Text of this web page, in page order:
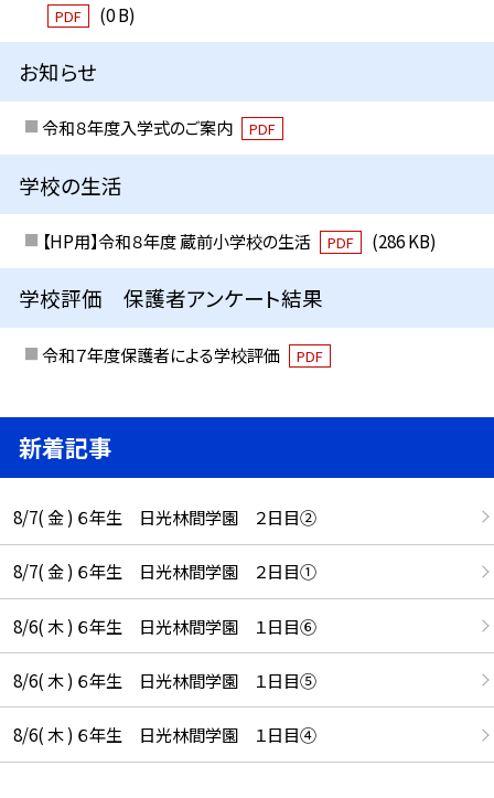
PDF (0 B)
お知らせ
令和８年度入学式のご案内 PDF
学校の生活
【HP用】令和８年度 蔵前小学校の生活 PDF (286 KB)
学校評価 保護者アンケート結果
令和７年度保護者による学校評価 PDF
新着記事
8/7( 金 ) ６年生 日光林間学園 ２日目②
8/7( 金 ) ６年生 日光林間学園 ２日目①
8/6( 木 ) ６年生 日光林間学園 １日目⑥
8/6( 木 ) ６年生 日光林間学園 １日目⑤
8/6( 木 ) ６年生 日光林間学園 １日目④